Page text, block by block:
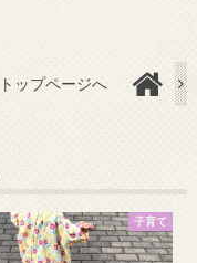
トップページへ
子育て